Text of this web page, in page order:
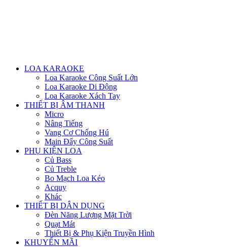
Menu
LOA KARAOKE
Loa Karaoke Công Suất Lớn
Loa Karaoke Di Động
Loa Karaoke Xách Tay
THIẾT BỊ ÂM THANH
Micro
Nâng Tiếng
Vang Cơ Chống Hú
Main Đẩy Công Suất
PHỤ KIỆN LOA
Củ Bass
Củ Treble
Bo Mạch Loa Kéo
Acquy
Khác
THIẾT BỊ DÂN DỤNG
Đèn Năng Lượng Mặt Trời
Quạt Mát
Thiết Bị & Phụ Kiện Truyền Hình
KHUYẾN MÃI